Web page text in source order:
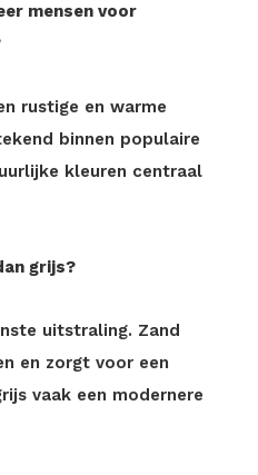
mensen voor
rustige en warme
binnen populaire
kleuren centraal
grijs?
uitstraling. Zand
en zorgt voor een
vaak een modernere